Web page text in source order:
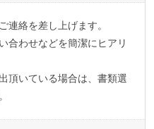
連絡を差し上げます。
合わせなどを簡潔にヒアリ
頂いている場合は、書類選